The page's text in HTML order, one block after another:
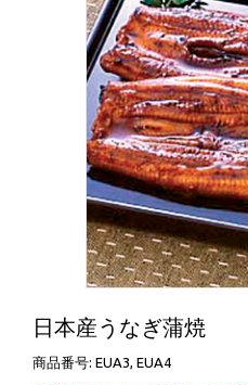
日本産うなぎ蒲焼
商品番号: EUA3, EUA4